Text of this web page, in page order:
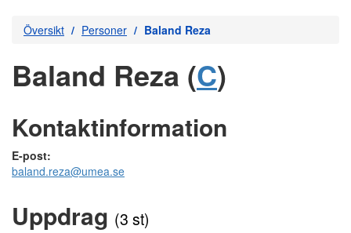
Översikt Personer Baland Reza
Baland Reza (C)
Kontaktinformation
E-post:
baland.reza@umea.se
Uppdrag (3 st)